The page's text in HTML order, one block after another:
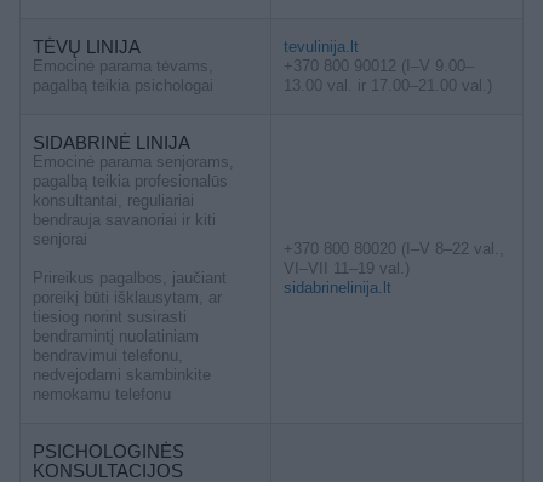
TĖVŲ LINIJA
Emocinė parama tėvams,
pagalbą teikia psichologai
tevulinija.lt
+370 800 90012 (I–V 9.00–
13.00 val. ir 17.00–21.00 val.)
SIDABRINĖ LINIJA
Emocinė parama senjorams,
pagalbą teikia profesionalūs
konsultantai, reguliariai
bendrauja savanoriai ir kiti
senjorai
Prireikus pagalbos, jaučiant
poreikį būti išklausytam, ar
tiesiog norint susirasti
bendramintį nuolatiniam
bendravimui telefonu,
nedvejodami skambinkite
nemokamu telefonu
+370 800 80020 (I–V 8–22 val.,
VI–VII 11–19 val.)
sidabrinelinija.lt
PSICHOLOGINĖS
KONSULTACIJOS